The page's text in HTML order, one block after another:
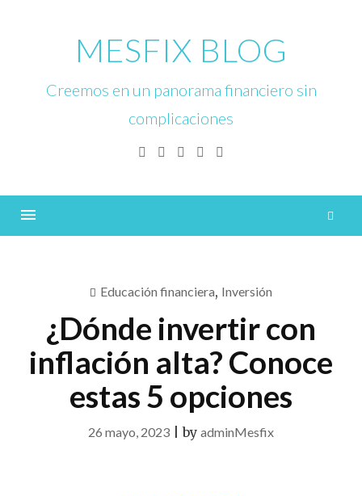
MESFIX BLOG
Creemos en un panorama financiero sin
complicaciones
Facebook
TwitterLinkedinInstagram
Educación financiera, Inversión
¿Dónde invertir con
inflación alta? Conoce
estas 5 opciones
26 mayo, 2023 |by adminMesfix